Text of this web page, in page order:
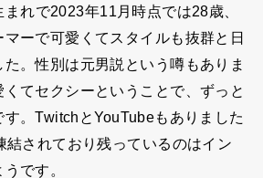
れで2023年11月時点では28歳、
ーで可愛くてスタイルも抜群と日
。性別は元男説という噂もありま
てセクシーということで、ずっと
す。TwitchとYouTubeもありました
結されており残っているのはイン
です。